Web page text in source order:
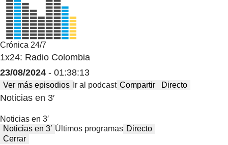
Crónica 24/7
1x24: Radio Colombia
23/08/2024 - 01:38:13
Ver más episodios Ir al podcast Compartir Directo
Noticias en 3′
Noticias en 3′
Noticias en 3′ Últimos programas Directo
Cerrar